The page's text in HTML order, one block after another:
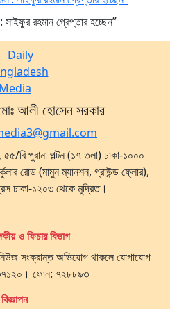
রহমান গ্রেপ্তার হচ্ছেন”
আলী হোসেন সরকার
৫৫/বি পুরানা পল্টন (১৭ তলা) ঢাকা-১০০০
রোড (মামুন ম্যানশন, গ্রাউন্ড ফ্লোর),
ঢাকা-১২০৩ থেকে মুদ্রিত।
ও ফিচার বিভাগ
সংক্রান্ত অভিযোগ থাকলে যোগাযোগ
ফোন: ৭২৮৮৯৩
বিজ্ঞাপন